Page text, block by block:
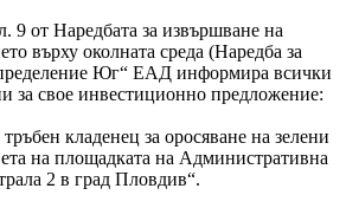
9 от Наредбата за извършване на
върху околната среда (Наредба за
Юг“ ЕАД информира всички
за свое инвестиционно предложение:
кладенец за оросяване на зелени
на площадката на Административна
2 в град Пловдив“.